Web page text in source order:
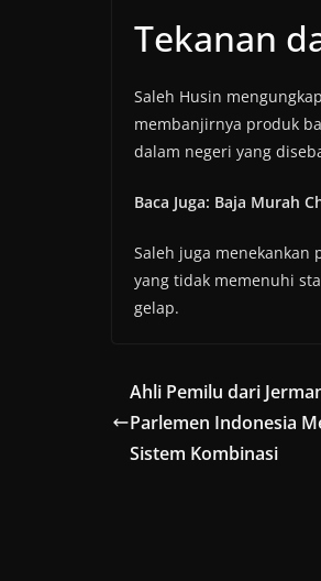
Tekanan
Saleh Husin
membanjirnya produk
dalam negeri yang
Baca Juga: Baja Murah
Saleh juga
yang tidak memenuhi
gelap.
Ahli Pemilu dari
Parlemen Indonesia
Sistem Kombinasi